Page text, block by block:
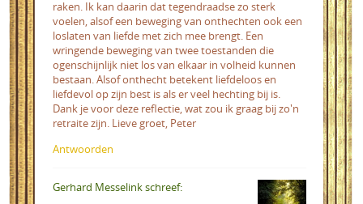
raken. Ik kan daarin dat tegendraadse zo sterk
voelen, alsof een beweging van onthechten ook een
loslaten van liefde met zich mee brengt. Een
wringende beweging van twee toestanden die
ogenschijnlijk niet los van elkaar in volheid kunnen
bestaan. Alsof onthecht betekent liefdeloos en
liefdevol op zijn best is als er veel hechting bij is.
Dank je voor deze reflectie, wat zou ik graag bij zo'n
retraite zijn. Lieve groet, Peter
Antwoorden
Gerhard Messelink schreef: